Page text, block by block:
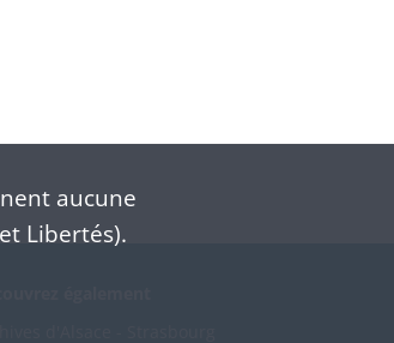
aucune
Libertés).